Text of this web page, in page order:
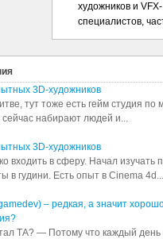
художников и VFX-
специалистов,
3D-художников
тут тоже есть гейм студия по
сейчас набирают людей и...
3D-художников
входить в сферу. Начал изучать
в гудини. Есть опыт в Cinema
– редкая, а значит
ТА? — Потому что каждый день